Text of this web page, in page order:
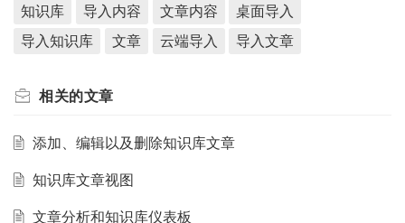
知识库 导入内容 文章内容
桌面导入
导入知识库
文章 云端导入 导入文章
相关的文章
添加、编辑以及删除知识库文章
知识库文章视图
文章分析和知识库仪表板